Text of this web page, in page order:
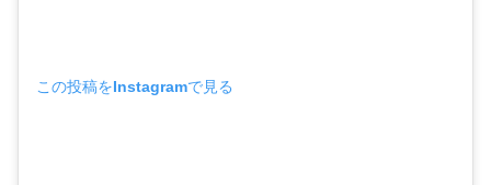
この投稿をInstagramで見る